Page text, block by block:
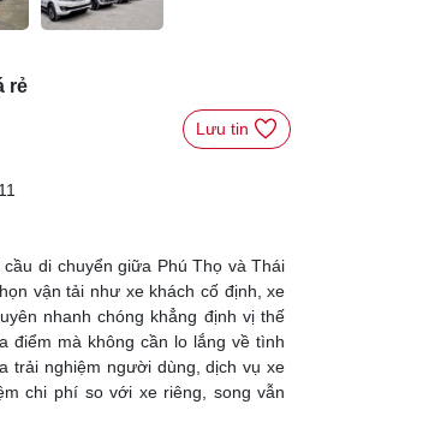
rẻ
di chuyển giữa Phú Thọ và Thái
vận tải như xe khách cố định, xe
nhanh chóng khẳng định vị thế
điểm mà không cần lo lắng về tình
trải nghiệm người dùng, dịch vụ xe
chi phí so với xe riêng, song vẫn